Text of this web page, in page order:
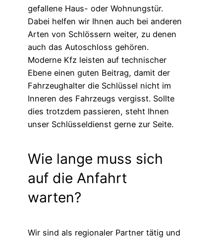
gefallene Haus- oder Wohnungstür.
Dabei helfen wir Ihnen auch bei anderen
Arten von Schlössern weiter, zu denen
auch das Autoschloss gehören.
Moderne Kfz leisten auf technischer
Ebene einen guten Beitrag, damit der
Fahrzeughalter die Schlüssel nicht im
Inneren des Fahrzeugs vergisst. Sollte
dies trotzdem passieren, steht Ihnen
unser Schlüsseldienst gerne zur Seite.
Wie lange muss sich
auf die Anfahrt
warten?
Wir sind als regionaler Partner tätig und